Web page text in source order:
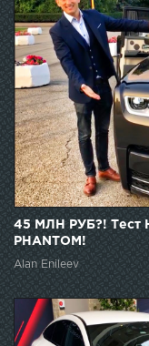
45 МЛН РУБ?! Тест
PHANTOM!
Alan Enileev